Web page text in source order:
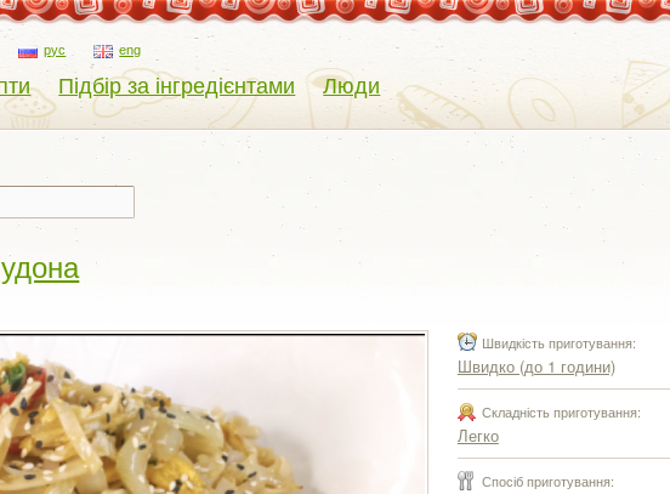
рус eng
Підбір за інгредієнтами Люди
Швидкість приготування:
Швидко (до 1 години)
Складність приготування:
Легко
Спосіб приготування: